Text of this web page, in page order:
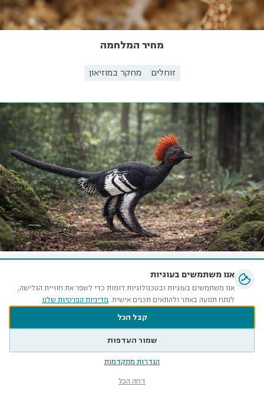
מחיר המלחמה
זוחלים מחקר במוזיאון
בדינוזאורים
אבולוציה זוחלים מבנה ותפקוד עופות
אנו משתמשים בעוגיות
אנו משתמשים בעוגיות ובטכנולוגיות דומות כדי לשפר את חוויית הגלישה,
לנתח תנועה באתר ולהתאים תכנים אישית. מדיניות הפרטיות שלנו
קבל הכל
שמור העדפות
הגדרות מתקדמות
דחה הכל